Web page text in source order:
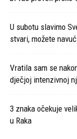
U subotu slavimo
stvari, možete
Vratila sam se
dječjoj intenzivnoj
3 znaka očekuje
u Raka